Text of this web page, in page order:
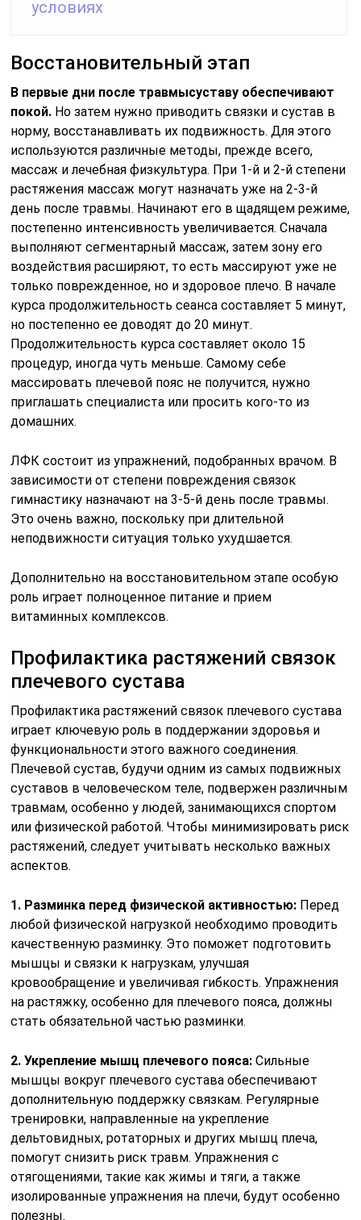
условиях
Восстановительный этап
В первые дни после травмысуставу обеспечивают
покой. Но затем нужно приводить связки и сустав в
норму, восстанавливать их подвижность. Для этого
используются различные методы, прежде всего,
массаж и лечебная физкультура. При 1-й и 2-й степени
растяжения массаж могут назначать уже на 2-3-й
день после травмы. Начинают его в щадящем режиме,
постепенно интенсивность увеличивается. Сначала
выполняют сегментарный массаж, затем зону его
воздействия расширяют, то есть массируют уже не
только поврежденное, но и здоровое плечо. В начале
курса продолжительность сеанса составляет 5 минут,
но постепенно ее доводят до 20 минут.
Продолжительность курса составляет около 15
процедур, иногда чуть меньше. Самому себе
массировать плечевой пояс не получится, нужно
приглашать специалиста или просить кого-то из
домашних.
ЛФК состоит из упражнений, подобранных врачом. В
зависимости от степени повреждения связок
гимнастику назначают на 3-5-й день после травмы.
Это очень важно, поскольку при длительной
неподвижности ситуация только ухудшается.
Дополнительно на восстановительном этапе особую
роль играет полноценное питание и прием
витаминных комплексов.
Профилактика растяжений связок
плечевого сустава
Профилактика растяжений связок плечевого сустава
играет ключевую роль в поддержании здоровья и
функциональности этого важного соединения.
Плечевой сустав, будучи одним из самых подвижных
суставов в человеческом теле, подвержен различным
травмам, особенно у людей, занимающихся спортом
или физической работой. Чтобы минимизировать риск
растяжений, следует учитывать несколько важных
аспектов.
1. Разминка перед физической активностью: Перед
любой физической нагрузкой необходимо проводить
качественную разминку. Это поможет подготовить
мышцы и связки к нагрузкам, улучшая
кровообращение и увеличивая гибкость. Упражнения
на растяжку, особенно для плечевого пояса, должны
стать обязательной частью разминки.
2. Укрепление мышц плечевого пояса: Сильные
мышцы вокруг плечевого сустава обеспечивают
дополнительную поддержку связкам. Регулярные
тренировки, направленные на укрепление
дельтовидных, ротаторных и других мышц плеча,
помогут снизить риск травм. Упражнения с
отягощениями, такие как жимы и тяги, а также
изолированные упражнения на плечи, будут особенно
полезны.